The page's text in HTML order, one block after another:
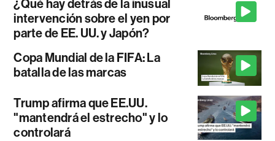
¿Qué hay detrás de la inusual
intervención sobre el yen por
parte de EE. UU. y Japón?
Copa Mundial de la FIFA: La
batalla de las marcas
Trump afirma que EE.UU.
"mantendrá el estrecho" y lo
controlará